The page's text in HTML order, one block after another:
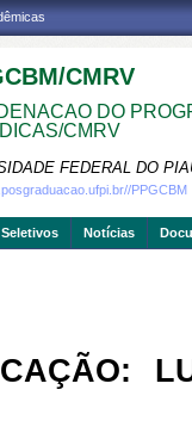
CMRV
DO
CMRV
FEDERAL DO
PPGCBM
Notícias